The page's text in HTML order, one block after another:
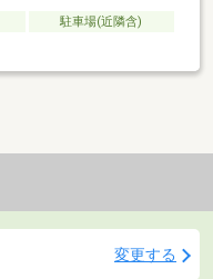
駐車場(近隣含)
変更する